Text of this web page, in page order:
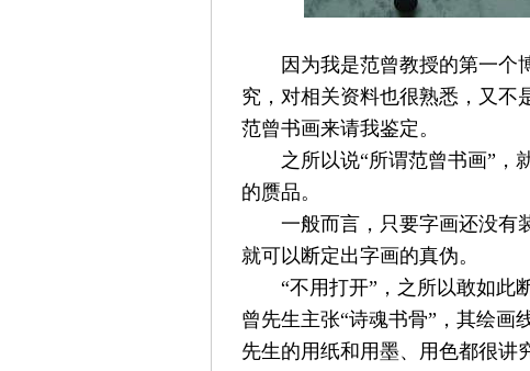
因为我是范曾教授的第一个
究，对相关资料也很熟悉，又不
范曾书画来请我鉴定。
之所以说“所谓范曾书画”，
的赝品。
一般而言，只要字画还没有
就可以断定出字画的真伪。
“不用打开”，之所以敢如此
曾先生主张“诗魂书骨”，其绘画
先生的用纸和用墨、用色都很讲